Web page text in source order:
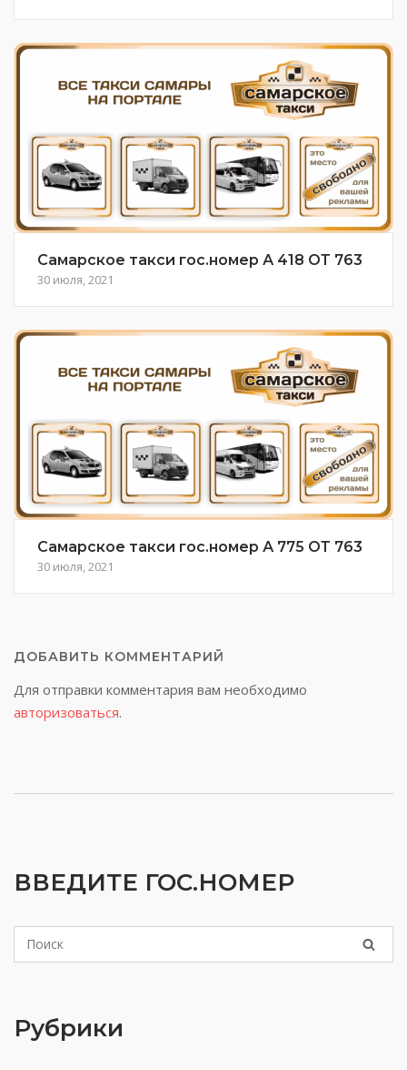
Самарское такси гос.номер А 418 ОТ 763
30 июля, 2021
Самарское такси гос.номер А 775 ОТ 763
30 июля, 2021
ДОБАВИТЬ КОММЕНТАРИЙ
Для отправки комментария вам необходимо
авторизоваться.
ВВЕДИТЕ ГОС.НОМЕР
Рубрики